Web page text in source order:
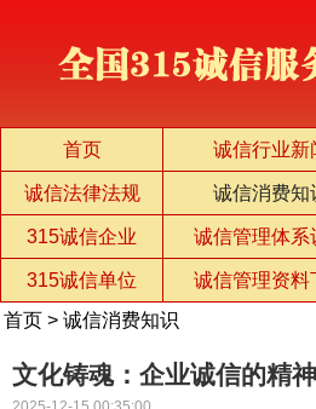
首页 诚信行业新
诚信法律法规 诚信消费知
315诚信企业 诚信管理体系
315诚信单位 诚信管理资料
首页 > 诚信消费知识
文化铸魂：企业诚信的精